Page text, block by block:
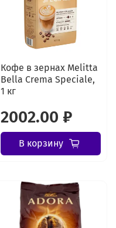
Кофе в зернах Melitta
Bella Crema Speciale,
1 кг
2002.00 ₽
В корзину